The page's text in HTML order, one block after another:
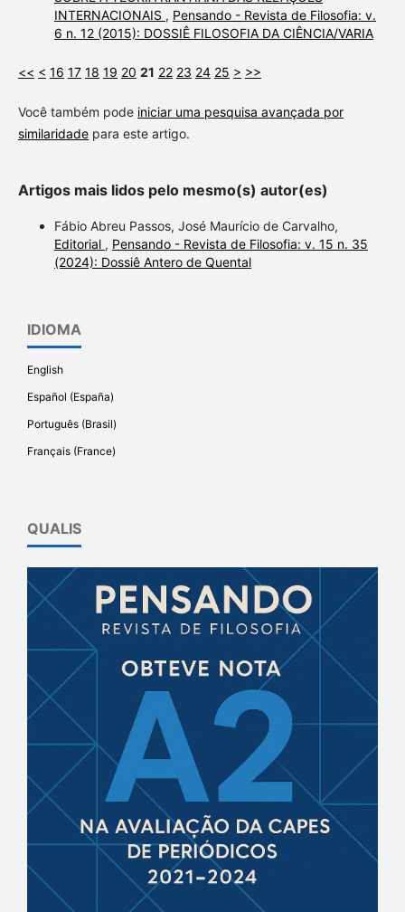
INTERNACIONAIS , Pensando - Revista de Filosofia: v.
6 n. 12 (2015): DOSSIÊ FILOSOFIA DA CIÊNCIA/VARIA
<< < 16 17 18 19 20 21 22 23 24 25 > >>
Você também pode iniciar uma pesquisa avançada por
similaridadepara este artigo.
Artigos mais lidos pelo mesmo(s) autor(es)
Fábio Abreu Passos, José Maurício de Carvalho,
Editorial , Pensando - Revista de Filosofia: v. 15 n. 35
(2024): Dossiê Antero de Quental
IDIOMA
English
Español (España)
Português (Brasil)
Français (France)
QUALIS